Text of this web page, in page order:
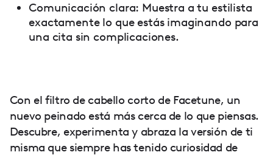
Comunicación clara: Muestra a tu estilista
exactamente lo que estás imaginando para
una cita sin complicaciones.
Con el filtro de cabello corto de Facetune, un
nuevo peinado está más cerca de lo que piensas.
Descubre, experimenta y abraza la versión de ti
misma que siempre has tenido curiosidad de